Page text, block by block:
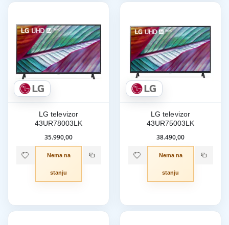
LG televizor
43UR78003LK
35.990,00
Nema na
stanju
LG televizor
43UR75003LK
38.490,00
Nema na
stanju